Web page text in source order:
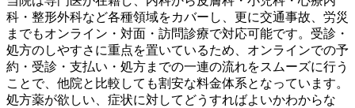
科・整形外科など各種領域をカバーし、更に交通事故、労災
までもオンライン・対面・訪問診療で対応可能です。受診・
処方のしやすさに重点を置いているため、オンラインでの予
約・受診・支払い・処方までの一連の流れをスムーズに行う
ことで、他院と比較しても割安な料金体系となっています。
処方薬が欲しい、症状に対してどうすればよいかわからな